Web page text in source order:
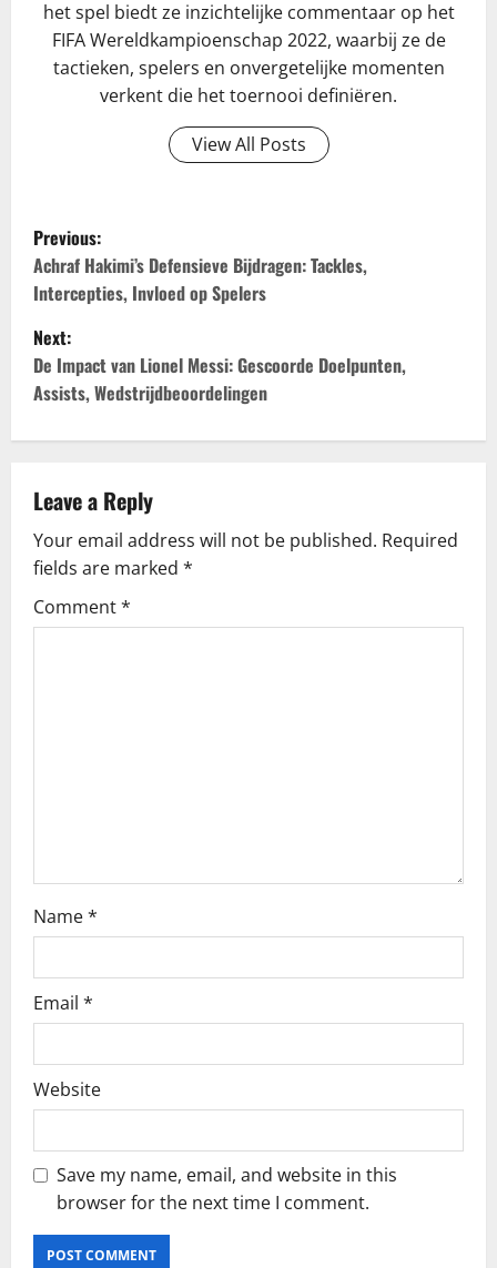
het spel biedt ze inzichtelijke commentaar op het
FIFA Wereldkampioenschap 2022, waarbij ze de
tactieken, spelers en onvergetelijke momenten
verkent die het toernooi definiëren.
View All Posts
P
o
s
t
n
v
i
g
Previous:
Achraf Hakimi’s Defensieve Bijdragen: Tackles,
Intercepties, Invloed op Spelers
Next:
De Impact van Lionel Messi: Gescoorde Doelpunten,
Assists, Wedstrijdbeoordelingen
Leave a Reply
Your email address will not be published. Required
fields are marked *
Comment*
Name*
Email *
Website
Save my name, email, and website in this
browser for the next time I comment.